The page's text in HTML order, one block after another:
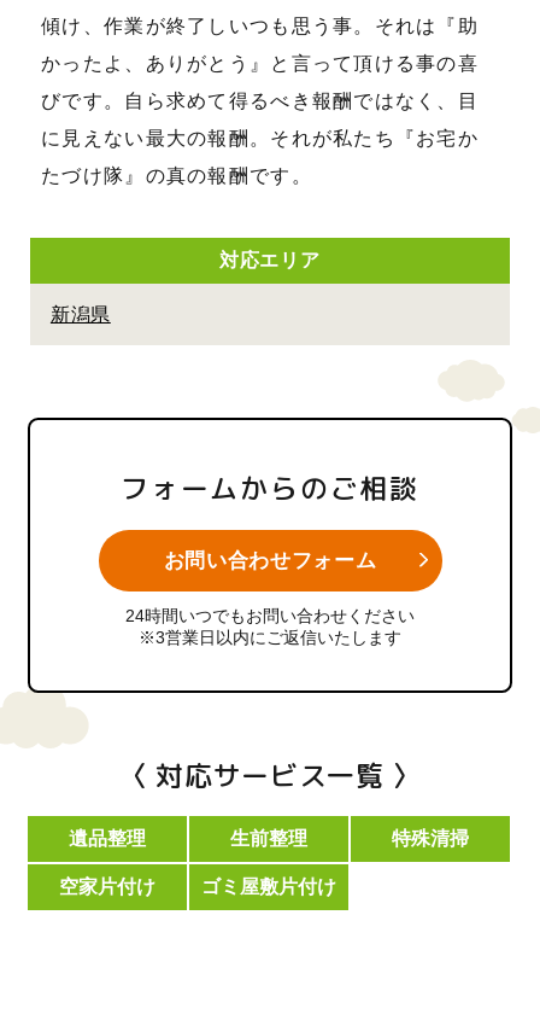
傾け、作業が終了しいつも思う事。それは『助
かったよ、ありがとう』と言って頂ける事の喜
びです。自ら求めて得るべき報酬ではなく、目
に見えない最大の報酬。それが私たち『お宅か
たづけ隊』の真の報酬です。
対応エリア
新潟県
フォームからのご相談
お問い合わせフォーム
24時間いつでもお問い合わせください
※3営業日以内にご返信いたします
〈 対応サービス一覧 〉
遺品整理 生前整理 特殊清掃
空家片付け ゴミ屋敷片付け